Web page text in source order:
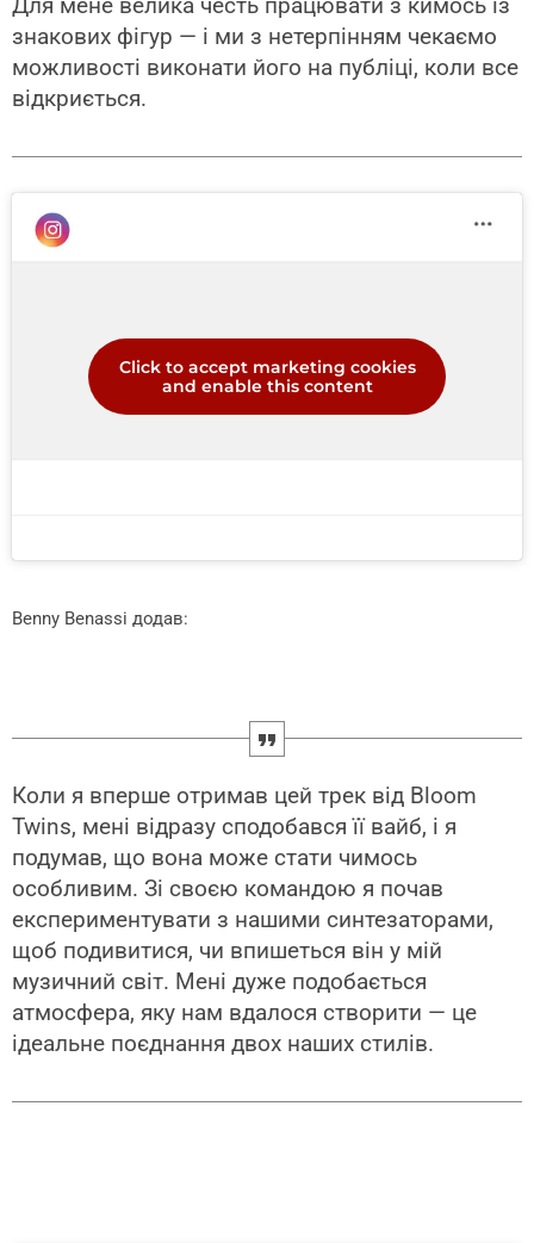
знакових фігур — і ми з нетерпінням чекаємо
можливості виконати його на публіці, коли все
відкриється.
Click to accept marketing cookies
and enable this content
Benny Benassi додав:
Коли я вперше отримав цей трек від Bloom
Twins, мені відразу сподобався її вайб, і я
подумав, що вона може стати чимось
особливим. Зі своєю командою я почав
експериментувати з нашими синтезаторами,
щоб подивитися, чи впишеться він у мій
музичний світ. Мені дуже подобається
атмосфера, яку нам вдалося створити — це
ідеальне поєднання двох наших стилів.